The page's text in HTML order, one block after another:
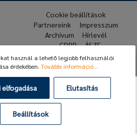
Hafner Pneumatika
Cookie beállítások
Partnereink
Impresszum
Archívum
Hírlevél
GDPR
ÁSZF
használ a lehető legjobb felhasználói
érdekében. További információ...
Elutasítás
Beállítások